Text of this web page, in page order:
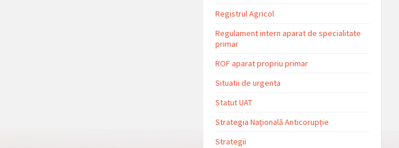
Registrul Agricol
Regulament intern aparat de specialitate
primar
ROF aparat propriu primar
Situatii de urgenta
Statut UAT
Strategia Națională Anticorupție
Strategii